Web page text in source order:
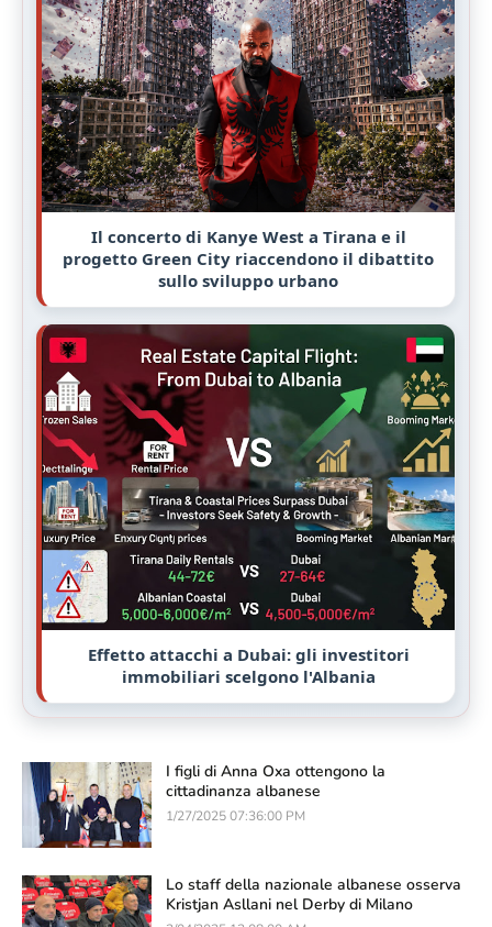
Il concerto di Kanye West a Tirana e il
progetto Green City riaccendono il dibattito
sullo sviluppo urbano
Effetto attacchi a Dubai: gli investitori
immobiliari scelgono l'Albania
I figli di Anna Oxa ottengono la
cittadinanza albanese
1/27/2025 07:36:00 PM
Lo staff della nazionale albanese osserva
Kristjan Asllani nel Derby di Milano